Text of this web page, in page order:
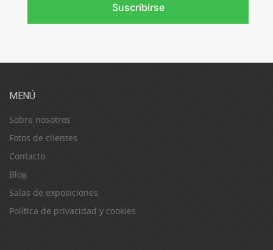
Suscribirse
MENÚ
Sobre nosotros
Fotos de clientes
Contacto
Blog
Salas de exposiciones
Política de privacidad y cookies